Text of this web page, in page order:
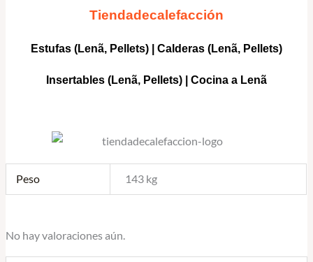
Tiendadecalefacción
Estufas (Lenã, Pellets) Calderas (Lenã, Pellets)
Insertables (Lenã, Pellets) | Cocina a Lenã
Peso 143 kg
No hay valoraciones aún.